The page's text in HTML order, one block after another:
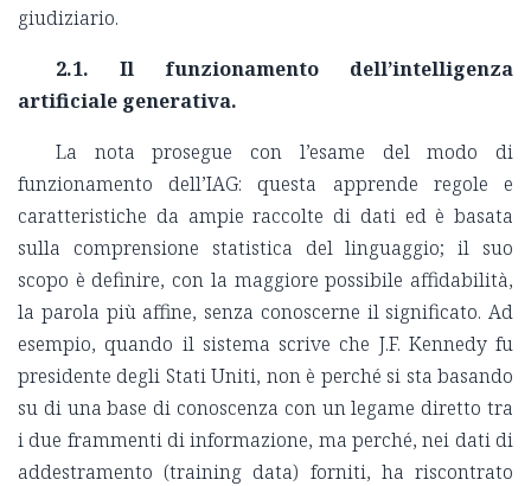
giudiziario.
2.1. Il funzionamento dell’intelligenza
artificiale generativa.
La nota prosegue con l’esame del modo di
funzionamento dell’IAG: questa apprende regole e
caratteristiche da ampie raccolte di dati ed è basata
sulla comprensione statistica del linguaggio; il suo
scopo è definire, con la maggiore possibile affidabilità,
la parola più affine, senza conoscerne il significato. Ad
esempio, quando il sistema scrive che J.F. Kennedy fu
presidente degli Stati Uniti, non è perché si sta basando
su di una base di conoscenza con un legame diretto tra
i due frammenti di informazione, ma perché, nei dati di
addestramento (training data) forniti, ha riscontrato